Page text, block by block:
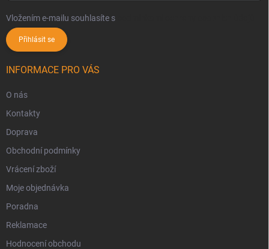
Vložením e-mailu souhlasíte s
Přihlásit se
INFORMACE PRO VÁS
O nás
Kontakty
Doprava
Obchodní podmínky
Vrácení zboží
Moje objednávka
Poradna
Reklamace
Hodnocení obchodu